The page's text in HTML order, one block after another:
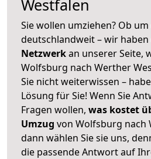
Westfalen
Sie wollen umziehen? Ob
deutschlandweit – wir haben
Netzwerkan unserer Seite,
Wolfsburg nach Werther
Sie nicht weiterwissen –
Lösung für Sie! Wenn Sie
Fragen wollen, was kostet
Umzug von Wolfsburg nach
dann wählen Sie sie uns,
die passende Antwort auf